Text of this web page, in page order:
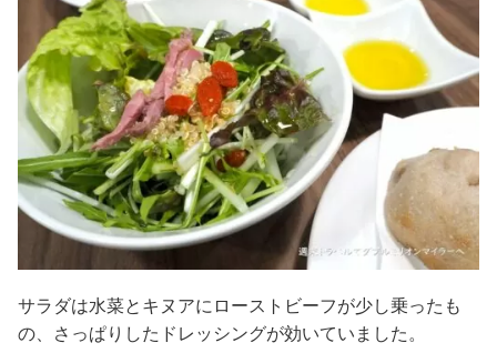
サラダは水菜とキヌアにローストビーフが少し乗ったも
の、さっぱりしたドレッシングが効いていました。